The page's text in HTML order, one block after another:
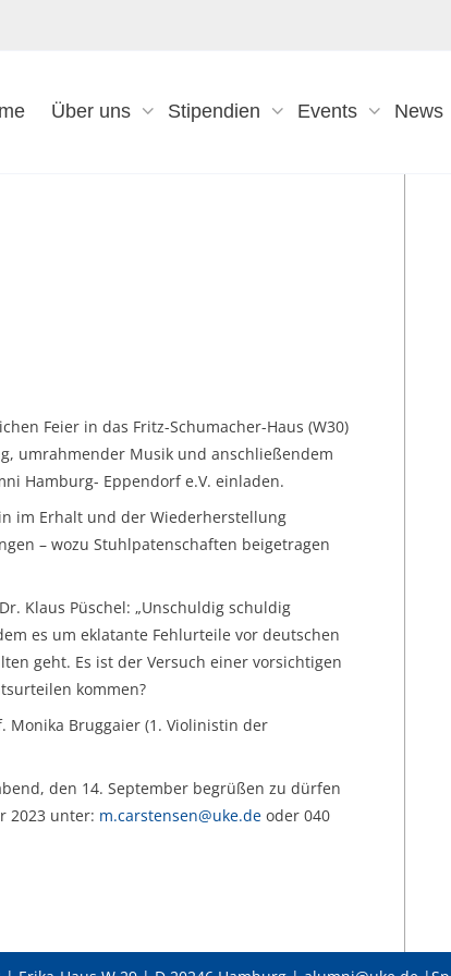
Über uns Stipendien Events News
Feier in das Fritz-Schumacher-Haus (W30)
umrahmender Musik und anschließendem
Hamburg- Eppendorf e.V. einladen.
im Erhalt und der Wiederherstellung
– wozu Stuhlpatenschaften beigetragen
Klaus Püschel: „Unschuldig schuldig
es um eklatante Fehlurteile vor deutschen
geht. Es ist der Versuch einer vorsichtigen
kommen?
Monika Bruggaier (1. Violinistin der
den 14. September begrüßen zu dürfen
2023 unter: m.carstensen@uke.de oder 040